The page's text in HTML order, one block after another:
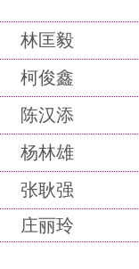
林匡毅
柯俊鑫
陈汉添
杨林雄
张耿强
庄丽玲